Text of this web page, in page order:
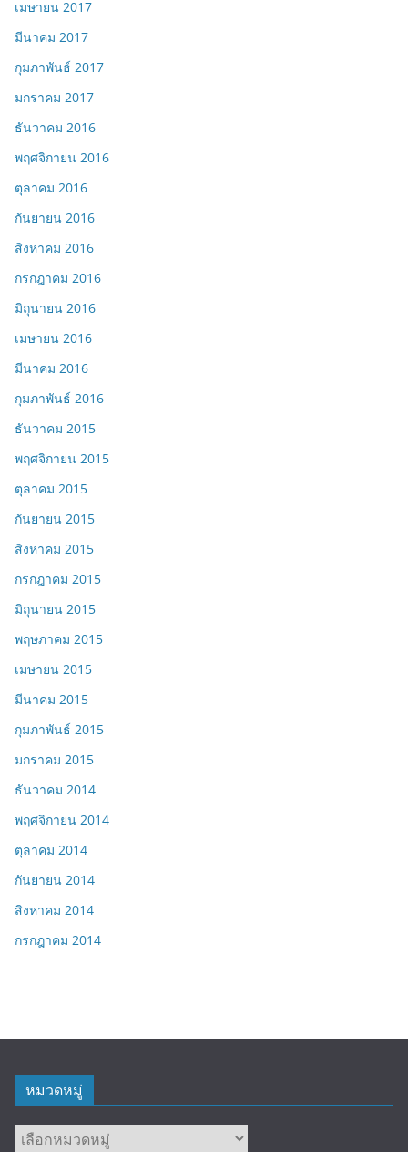
เมษายน 2017
มีนาคม 2017
กุมภาพันธ์ 2017
มกราคม 2017
ธันวาคม 2016
พฤศจิกายน 2016
ตุลาคม 2016
กันยายน 2016
สิงหาคม 2016
กรกฎาคม 2016
มิถุนายน 2016
เมษายน 2016
มีนาคม 2016
กุมภาพันธ์ 2016
ธันวาคม 2015
พฤศจิกายน 2015
ตุลาคม 2015
กันยายน 2015
สิงหาคม 2015
กรกฎาคม 2015
มิถุนายน 2015
พฤษภาคม 2015
เมษายน 2015
มีนาคม 2015
กุมภาพันธ์ 2015
มกราคม 2015
ธันวาคม 2014
พฤศจิกายน 2014
ตุลาคม 2014
กันยายน 2014
สิงหาคม 2014
กรกฎาคม 2014
หมวดหมู่
หมวด